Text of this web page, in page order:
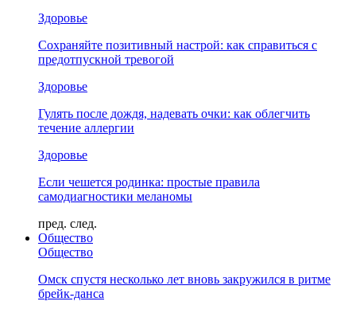
Здоровье
Сохраняйте позитивный настрой: как справиться с
предотпускной тревогой
Здоровье
Гулять после дождя, надевать очки: как облегчить
течение аллергии
Здоровье
Если чешется родинка: простые правила
самодиагностики меланомы
пред. след.
Общество
Общество
Омск спустя несколько лет вновь закружился в ритме
брейк-данса